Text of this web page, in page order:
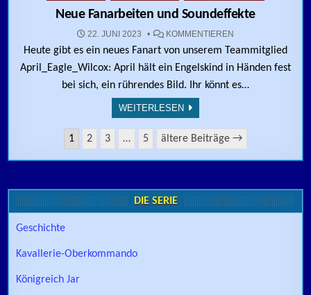
Neue Fanarbeiten und Soundeffekte
22. JUNI 2023 KOMMENTIEREN
Heute gibt es ein neues Fanart von unserem Teammitglied
April_Eagle_Wilcox: April hält ein Engelskind in Händen fest
bei sich, ein rührendes Bild. Ihr könnt es…
WEITERLESEN
Seitennummerierung der Beiträge
1 2 3 … 5 ältere Beiträge →
DIE SERIE
Geschichte
Kavallerie-Oberkommando
Königreich Jar